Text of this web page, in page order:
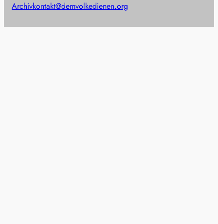
Archivkontakt@demvolkedienen.org